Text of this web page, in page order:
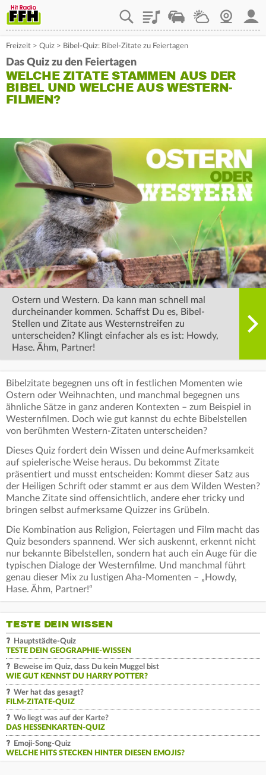
PlaylistStaupilotWetterWebcam
Freizeit > Quiz > Bibel-Quiz: Bibel-Zitate zu Feiertagen
Das Quiz zu den Feiertagen
WELCHE ZITATE STAMMEN AUS DER
BIBEL UND WELCHE AUS WESTERN-
FILMEN?
Ostern und Western. Da kann man schnell mal
durcheinander kommen. Schaffst Du es, Bibel-
Stellen und Zitate aus Westernstreifen zu
unterscheiden? Klingt einfacher als es ist: Howdy,
Hase. Ähm, Partner!
Bibelzitate begegnen uns oft in festlichen Momenten wie
Ostern oder Weihnachten, und manchmal begegnen uns
ähnliche Sätze in ganz anderen Kontexten – zum Beispiel in
Westernfilmen. Doch wie gut kannst du echte Bibelstellen
von berühmten Western-Zitaten unterscheiden?
Dieses Quiz fordert dein Wissen und deine Aufmerksamkeit
auf spielerische Weise heraus. Du bekommst Zitate
präsentiert und musst entscheiden: Kommt dieser Satz aus
der Heiligen Schrift oder stammt er aus dem Wilden Westen?
Manche Zitate sind offensichtlich, andere eher tricky und
bringen selbst aufmerksame Quizzer ins Grübeln.
Die Kombination aus Religion, Feiertagen und Film macht das
Quiz besonders spannend. Wer sich auskennt, erkennt nicht
nur bekannte Bibelstellen, sondern hat auch ein Auge für die
typischen Dialoge der Westernfilme. Und manchmal führt
genau dieser Mix zu lustigen Aha-Momenten – „Howdy,
Hase. Ähm, Partner!“
TESTE DEIN WISSEN
Hauptstädte-Quiz
TESTE DEIN GEOGRAPHIE-WISSEN
Beweise im Quiz, dass Du kein Muggel bist
WIE GUT KENNST DU HARRY POTTER?
Wer hat das gesagt?
FILM-ZITATE-QUIZ
Wo liegt was auf der Karte?
DAS HESSENKARTEN-QUIZ
Emoji-Song-Quiz
WELCHE HITS STECKEN HINTER DIESEN EMOJIS?